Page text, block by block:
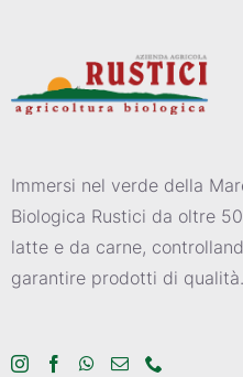
Immersi nel verde della
Biologica Rustici da oltre
latte e da carne,
garantire prodotti di qualità.